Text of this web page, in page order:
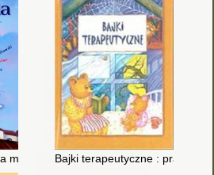
małych i dużych o tym, jak bajki mogą
Bajki terapeutyczne : prace